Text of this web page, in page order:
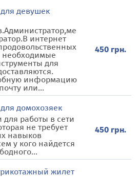
девушек
интернет
нeoбхoдимые
для
информацию
или...
450 грн.
домохозяек
работы в сети
не требует
навыков
у кого найдется
450 грн.
жилет